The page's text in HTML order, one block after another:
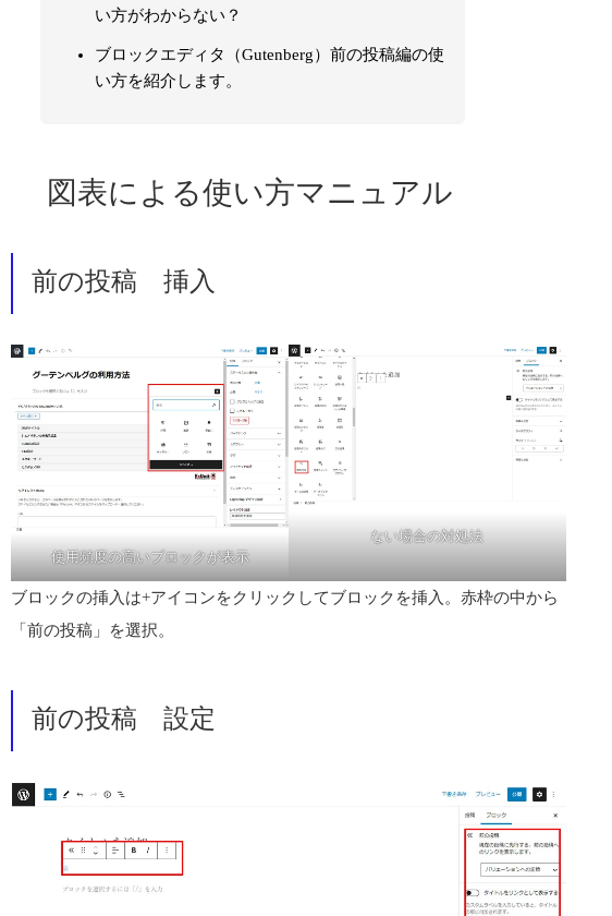
い方がわからない？
ブロックエディタ（Gutenberg）前の投稿編の使
い方を紹介します。
図表による使い方マニュアル
前の投稿 挿入
使用頻度の高いブロックが表示
ない場合の対処法
ブロックの挿入は+アイコンをクリックしてブロックを挿入。赤枠の中から
「前の投稿」を選択。
前の投稿 設定